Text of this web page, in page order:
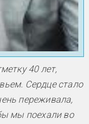
40 лет,
Сердце стало
переживала,
мы поехали во